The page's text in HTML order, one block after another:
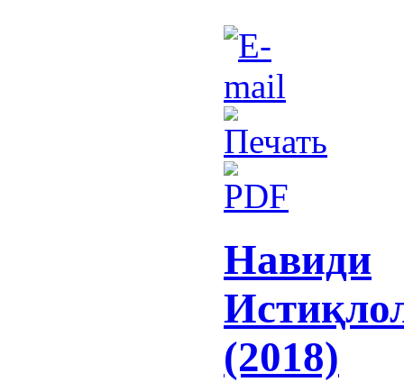
Навиди
(2018)